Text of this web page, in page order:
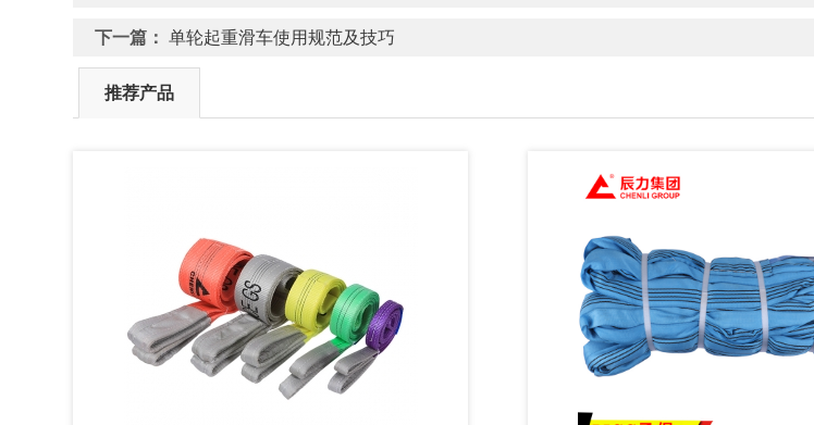
下一篇： 单轮起重滑车使用规范及技巧
推荐产品